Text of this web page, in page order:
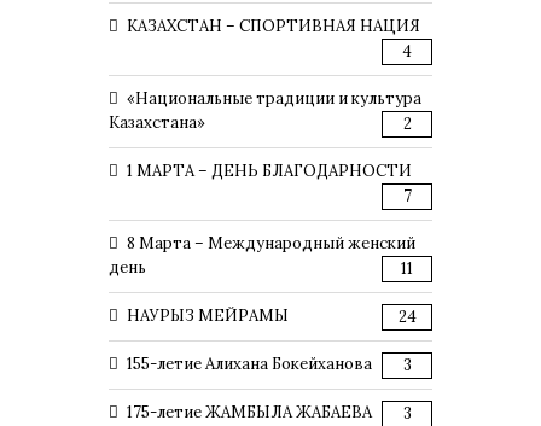
КАЗАХСТАН – СПОРТИВНАЯ НАЦИЯ
4
«Национальные традиции и культура
Казахстана»
2
1 МАРТА – ДЕНЬ БЛАГОДАРНОСТИ
7
8 Марта – Международный женский
день
11
НАУРЫЗ МЕЙРАМЫ 24
155-летие Алихана Бокейханова 3
175-летие ЖАМБЫЛА ЖАБАЕВА 3